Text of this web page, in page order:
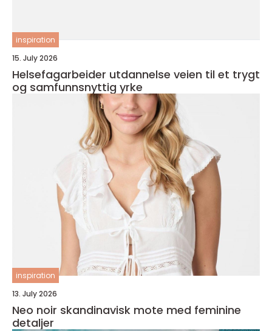
inspiration
15. July 2026
Helsefagarbeider utdannelse veien til et trygt
og samfunnsnyttig yrke
inspiration
13. July 2026
Neo noir skandinavisk mote med feminine
detaljer